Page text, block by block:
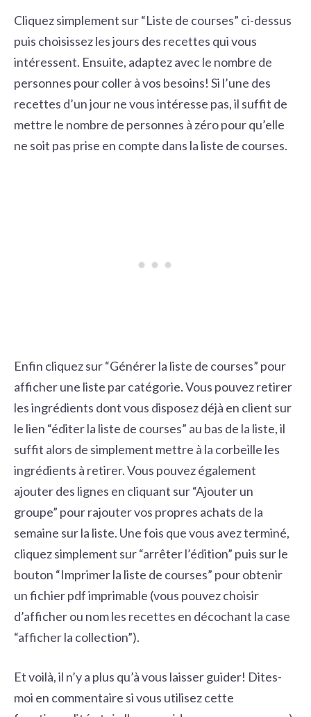
Cliquez simplement sur “Liste de courses” ci-dessus
puis choisissez les jours des recettes qui vous
intéressent. Ensuite, adaptez avec le nombre de
personnes pour coller à vos besoins! Si l’une des
recettes d’un jour ne vous intéresse pas, il suffit de
mettre le nombre de personnes à zéro pour qu’elle
ne soit pas prise en compte dans la liste de courses.
Enfin cliquez sur “Générer la liste de courses” pour
afficher une liste par catégorie. Vous pouvez retirer
les ingrédients dont vous disposez déjà en client sur
le lien “éditer la liste de courses” au bas de la liste, il
suffit alors de simplement mettre à la corbeille les
ingrédients à retirer. Vous pouvez également
ajouter des lignes en cliquant sur “Ajouter un
groupe” pour rajouter vos propres achats de la
semaine sur la liste. Une fois que vous avez terminé,
cliquez simplement sur “arrêter l’édition” puis sur le
bouton “Imprimer la liste de courses” pour obtenir
un fichier pdf imprimable (vous pouvez choisir
d’afficher ou nom les recettes en décochant la case
“afficher la collection”).
Et voilà, il n’y a plus qu’à vous laisser guider! Dites-
moi en commentaire si vous utilisez cette